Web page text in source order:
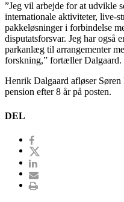
”Jeg vil arbejde for at udvikle
internationale aktiviteter, live-
pakkeløsninger i forbindelse
disputatsforsvar. Jeg har også
parkanlæg til arrangementer
forskning,” fortæller Dalgaard.
Henrik Dalgaard afløser Søren
pension efter 8 år på posten.
DEL